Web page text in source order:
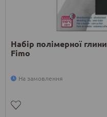
Набір полімерної
Fimo
На замовлення